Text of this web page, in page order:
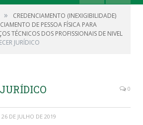
»
CREDENCIAMENTO (INEXIGIBILIDADE)
DE PESSOA FÍSICA PARA
TÉCNICOS DOS PROFISSIONAIS DE NIVEL
JURÍDICO
0
26 DE JULHO DE 2019